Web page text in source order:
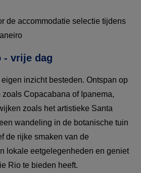
de accommodatie selectie tijdens
- vrije dag
inzicht besteden. Ontspan op
Copacabana of Ipanema,
zoals het artistieke Santa
wandeling in de botanische tuin
de rijke smaken van de
lokale eetgelegenheden en geniet
Rio te bieden heeft.